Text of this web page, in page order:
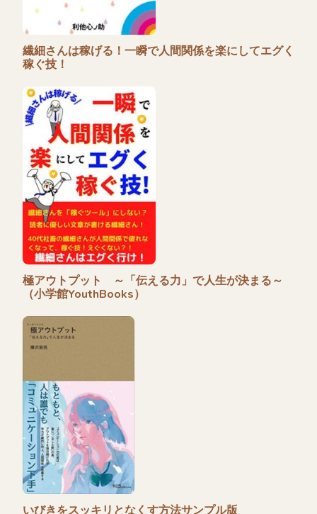
繊細さんは稼げる！一瞬で人間関係を楽にしてエグく
稼ぐ技！
極アウトプット ～「伝える力」で人生が決まる～
（小学館YouthBooks）
いびきをスッキリとなくす方法サンプル版